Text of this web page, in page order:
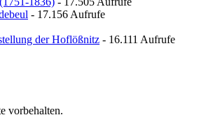
- 17.156 Aufrufe
der Hoflößnitz - 16.111 Aufrufe
vorbehalten.